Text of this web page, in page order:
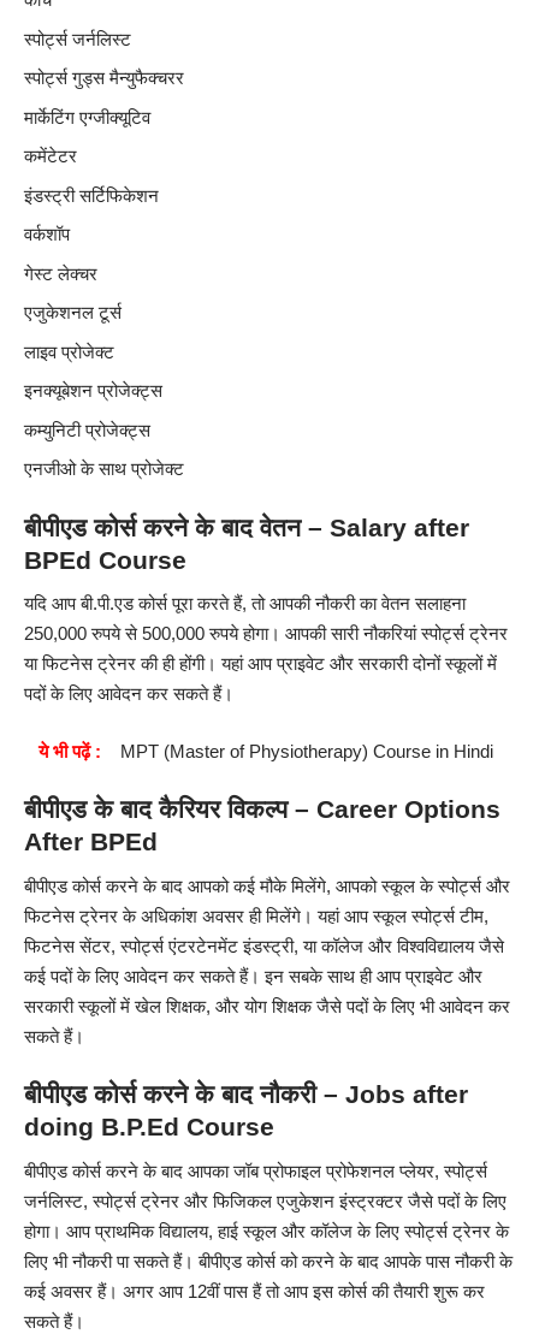
स्पोर्ट्स जर्नलिस्ट
स्पोर्ट्स गुड्स मैन्युफैक्चरर
मार्केटिंग एग्जीक्यूटिव
कमेंटेटर
इंडस्ट्री सर्टिफिकेशन
वर्कशॉप
गेस्ट लेक्चर
एजुकेशनल टूर्स
लाइव प्रोजेक्ट
इनक्यूबेशन प्रोजेक्ट्स
कम्युनिटी प्रोजेक्ट्स
एनजीओ के साथ प्रोजेक्ट
बीपीएड कोर्स करने के बाद वेतन – Salary after
BPEd Course
यदि आप बी.पी.एड कोर्स पूरा करते हैं, तो आपकी नौकरी का वेतनसलाहना
250,000 रुपये से 500,000 रुपये होगा। आपकी सारी नौकरियां स्पोर्ट्स ट्रेनर
या फिटनेस ट्रेनर की ही होंगी। यहां आप प्राइवेट और सरकारी दोनों स्कूलों में
पदों के लिए आवेदन कर सकते हैं।
ये भी पढ़ें : MPT (Master of Physiotherapy) Course in Hindi
बीपीएडके बाद कैरियर विकल्प – Career Options
After BPEd
बीपीएड कोर्स करने के बाद आपको कई मौके मिलेंगे, आपको स्कूल के स्पोर्ट्स और
फिटनेस ट्रेनर के अधिकांश अवसर ही मिलेंगे। यहां आप स्कूल स्पोर्ट्स टीम,
फिटनेस सेंटर, स्पोर्ट्स एंटरटेनमेंट इंडस्ट्री, या कॉलेज और विश्वविद्यालय जैसे
कई पदों के लिए आवेदन कर सकते हैं। इन सबके साथ ही आप प्राइवेट और
सरकारी स्कूलों में खेल शिक्षक, और योग शिक्षक जैसे पदों के लिए भी आवेदन कर
सकते हैं।
बीपीएड कोर्स करने के बाद नौकरी – Jobs after
doing B.P.Ed Course
बीपीएड कोर्स करने के बाद आपका जॉब प्रोफाइल प्रोफेशनल प्लेयर, स्पोर्ट्स
जर्नलिस्ट, स्पोर्ट्स ट्रेनर और फिजिकल एजुकेशन इंस्ट्रक्टर जैसे पदों के लिए
होगा। आप प्राथमिक विद्यालय, हाई स्कूल और कॉलेज के लिए स्पोर्ट्स ट्रेनर के
लिए भी नौकरी पा सकते हैं। बीपीएड कोर्स को करने के बाद आपके पास नौकरी के
कई अवसर हैं। अगर आप 12वीं पास हैं तो आप इस कोर्स की तैयारी शुरू कर
सकते हैं।